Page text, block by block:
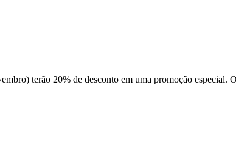
terão 20% de desconto em uma promoção